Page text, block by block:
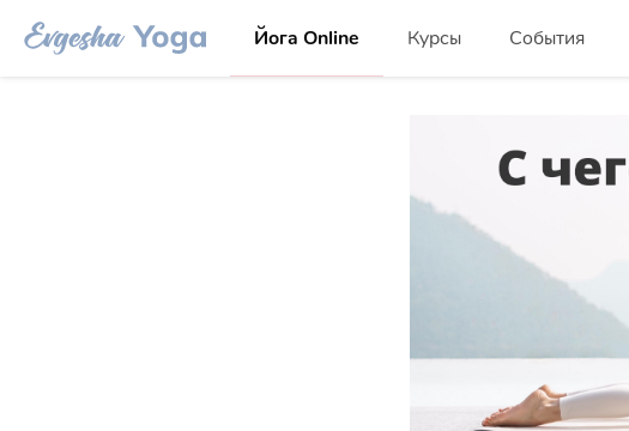
Йога Online Курсы События